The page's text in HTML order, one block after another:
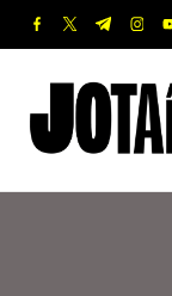
Saltar
contenido
facebook.com
twitter.com
t.me
o
t
revista
de
Informada